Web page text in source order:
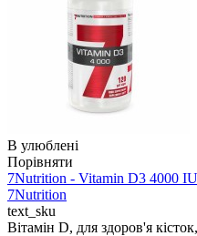
В улюблені
Порівняти
7Nutrition - Vitamin D3 4000
7Nutrition
text_sku
Вітамін D, для здоров'я